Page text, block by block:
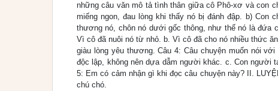
những câu văn mô tả tình thân giữa cô Phô-xơ và con
miếng ngon, đau lòng khi thấy nó bị đánh đập. b)
thương nó, chôn nó dưới gốc thông, như thể nó là đứa
Vì cô đã nuôi nó từ nhỏ. b. Vì cô đã cho nó nhiều thức
giàu lòng yêu thương. Câu 4: Câu chuyện muốn nói
độc lập, không nên dựa dẫm người khác. c. Con người
5: Em có cảm nhận gì khi đọc câu chuyện này? II.
chú chó.